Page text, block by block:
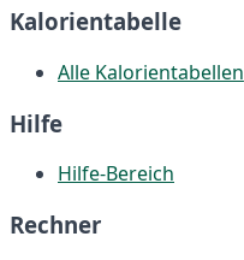
Kalorientabelle
Alle Kalorientabellen
Hilfe
Hilfe-Bereich
Rechner